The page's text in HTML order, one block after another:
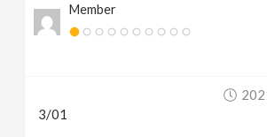
Member
3/01